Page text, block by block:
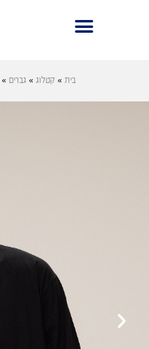
בית » קטלוג » גברים »
‹